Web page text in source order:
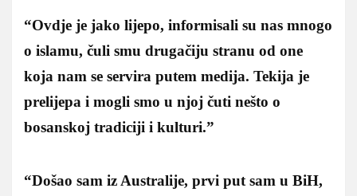
“Ovdje je jako lijepo, informisali su nas mnogo
o islamu, čuli smu drugačiju stranu od one
koja nam se servira putem medija. Tekija je
prelijepa i mogli smo u njoj čuti nešto o
bosanskoj tradiciji i kulturi.”
“Došao sam iz Australije, prvi put sam u BiH,